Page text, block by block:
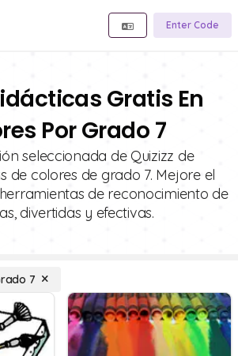
Enter Code
Gratis En
Por Grado 7
seleccionada de Quizizz de
de colores de grado 7. Mejore el
de reconocimiento de
divertidas y efectivas.
7